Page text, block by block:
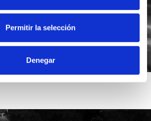
Permitir la selección
Denegar